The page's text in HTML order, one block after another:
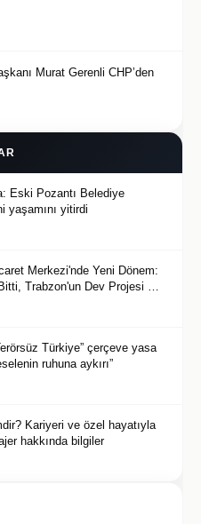
Murat Gerenli CHP’den
Eski Pozantı Belediye
yaşamını yitirdi
Merkezi'nde Yeni Dönem:
Trabzon'un Dev Projesi Ne
Türkiye” çerçeve yasa
ruhuna aykırı”
Kariyeri ve özel hayatıyla
hakkında bilgiler